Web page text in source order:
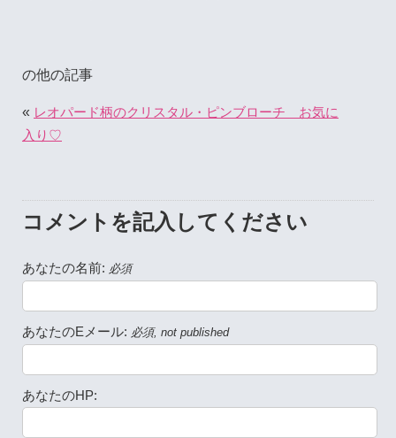
の他の記事
« レオパード柄のクリスタル・ピンブローチ お気に
入り♡
コメントを記入してください
あなたの名前: 必須
あなたのEメール: 必須, not published
あなたのHP: